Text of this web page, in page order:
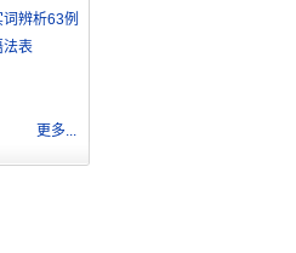
辨析63例
法表
更多...